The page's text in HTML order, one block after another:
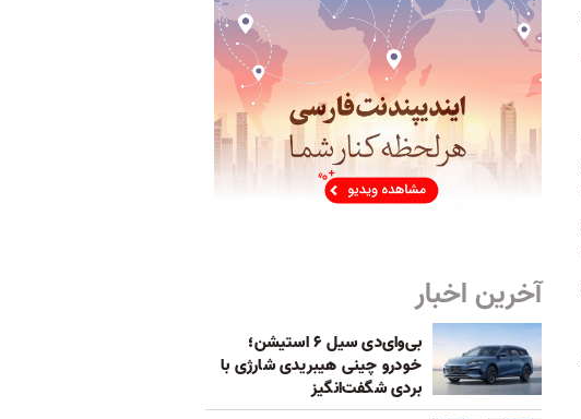
آخرین اخبار
بی‌وای‌دی سیل ۶ استیشن؛
خودرو چینی هیبریدی شارژی با
بردی شگفت‌انگیز